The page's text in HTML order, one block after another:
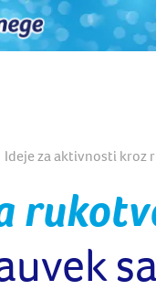
Ideje za aktivnosti kroz